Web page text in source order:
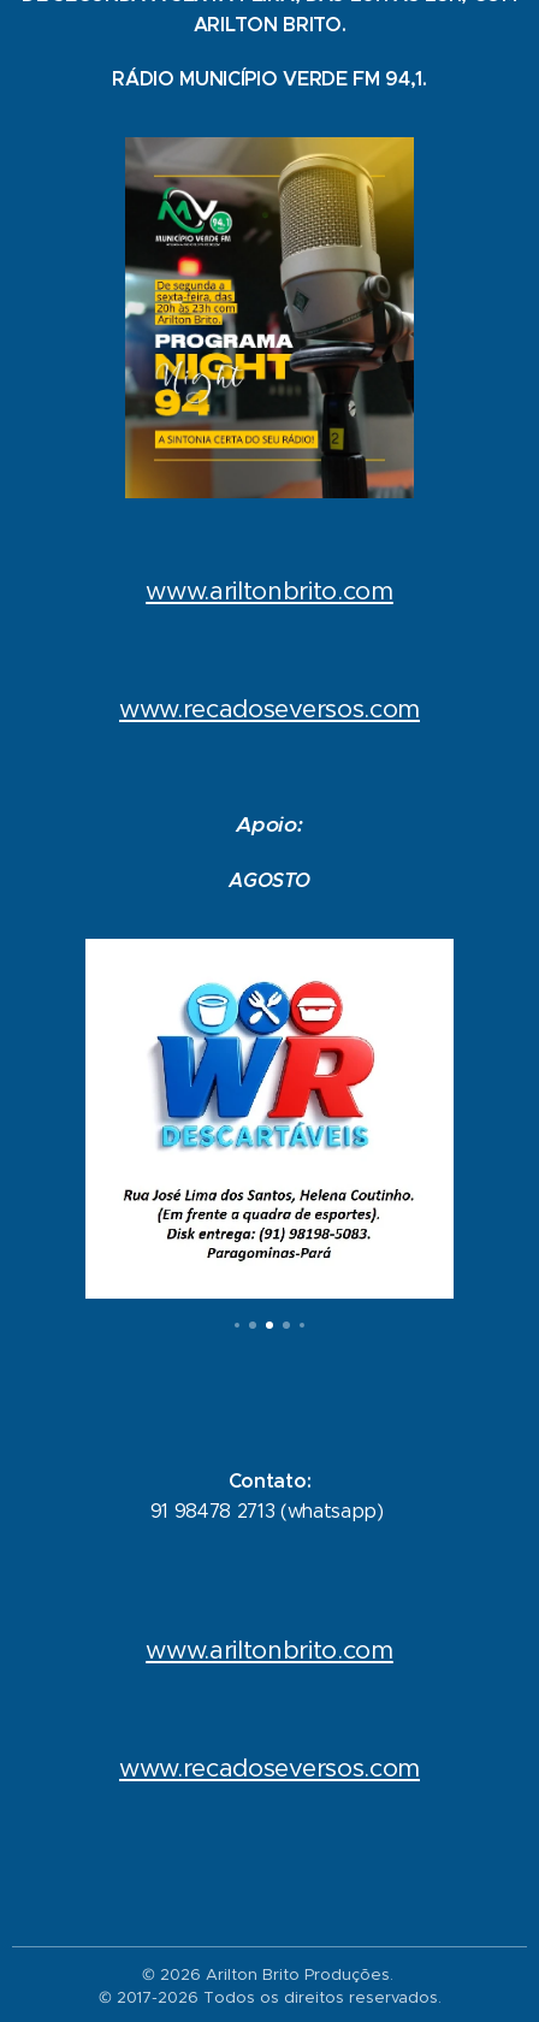
ARILTON BRITO.
RÁDIO MUNICÍPIO VERDE FM 94,1.
www.ariltonbrito.com
www.recadoseversos.com
Apoio:
AGOSTO
Contato:
91 98478 2713 (whatsapp)
www.ariltonbrito.com
www.recadoseversos.com
© 2026 Arilton Brito Produções.
© 2017-2026 Todos os direitos reservados.